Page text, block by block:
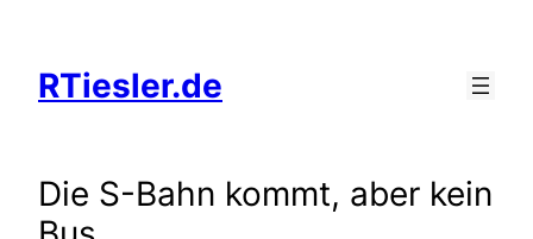
springen
RTiesler.de
Die S-Bahn kommt, aber kein